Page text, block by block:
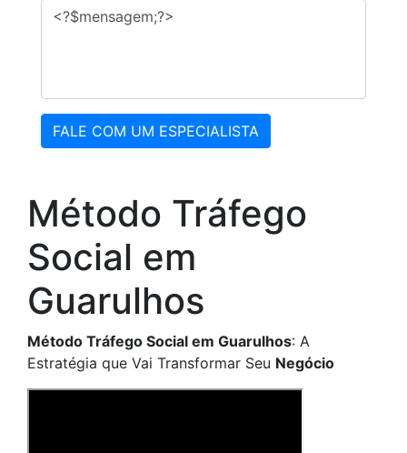
FALE COM UM ESPECIALISTA
Método Tráfego
Social em
Guarulhos
Método Tráfego Social em Guarulhos: A
Estratégia que Vai Transformar Seu Negócio